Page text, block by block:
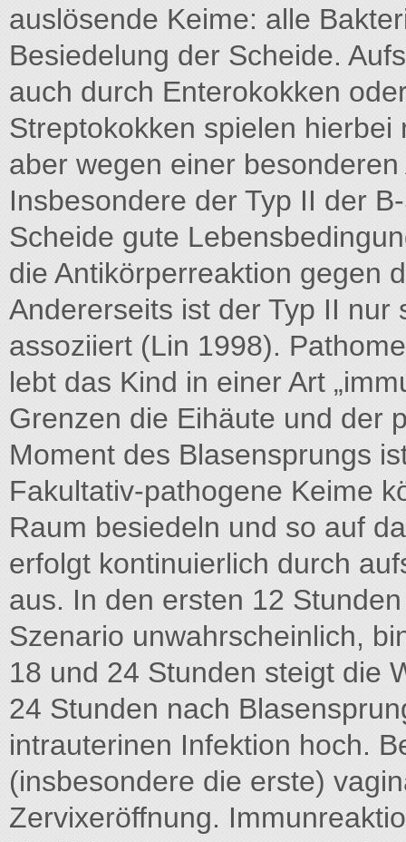
auslösende Keime: alle
Besiedelung der Scheide.
auch durch Enterokokken
Streptokokken spielen
aber wegen einer
Insbesondere der Typ II der
Scheide gute
die Antikörperreaktion gegen
Andererseits ist der Typ II
assoziiert (Lin 1998).
lebt das Kind in einer Art
Grenzen die Eihäute und der
Moment des Blasensprungs
Fakultativ-pathogene Keime
Raum besiedeln und so auf
erfolgt kontinuierlich durch
aus. In den ersten 12
Szenario unwahrscheinlich,
18 und 24 Stunden steigt die
24 Stunden nach
intrauterinen Infektion hoch.
(insbesondere die erste)
Zervixeröffnung.